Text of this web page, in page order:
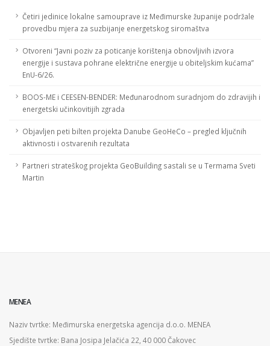
Četiri jedinice lokalne samouprave iz Međimurske županije podržale
provedbu mjera za suzbijanje energetskog siromaštva
Otvoreni “Javni poziv za poticanje korištenja obnovljivih izvora
energije i sustava pohrane električne energije u obiteljskim kućama”
EnU-6/26.
BOOS-ME i CEESEN-BENDER: Međunarodnom suradnjom do zdravijih i
energetski učinkovitijih zgrada
Objavljen peti bilten projekta Danube GeoHeCo – pregled ključnih
aktivnosti i ostvarenih rezultata
Partneri strateškog projekta GeoBuilding sastali se u Termama Sveti
Martin
MENEA
Naziv tvrtke: Međimurska energetska agencija d.o.o. MENEA
Sjedište tvrtke: Bana Josipa Jelačića 22, 40 000 Čakovec